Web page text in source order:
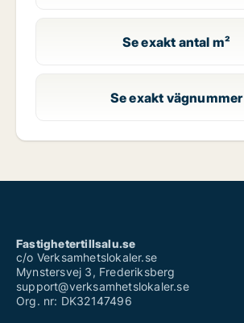
Se exakt antal m²
Se exakt vägnummer
Fastighetertillsalu.se
c/o Verksamhetslokaler.se
Mynstersvej 3, Frederiksberg
support@verksamhetslokaler.se
Org. nr: DK32147496